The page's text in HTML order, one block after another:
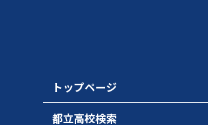
トップページ
都立高校検索